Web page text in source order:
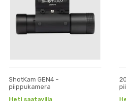
ShotKam GEN4 -
piippukamera
Heti saatavilla